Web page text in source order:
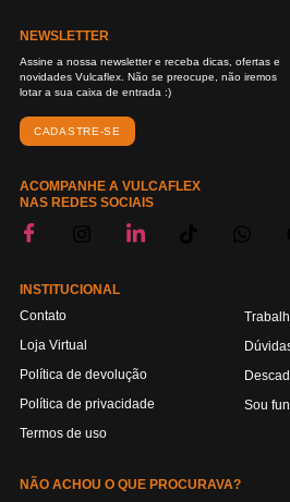
NEWSLETTER
Assine a nossa newsletter e receba dicas, ofertas e
novidades Vulcaflex. Não se preocupe, não iremos
lotar a sua caixa de entrada :)
CADASTRE-SE
ACOMPANHE A VULCAFLEX
NAS REDES SOCIAIS
INSTITUCIONAL
Contato
Loja Virtual
Política de devolução
Política de privacidade
Termos de uso
Sou
NÃO ACHOU O QUE PROCURAVA?